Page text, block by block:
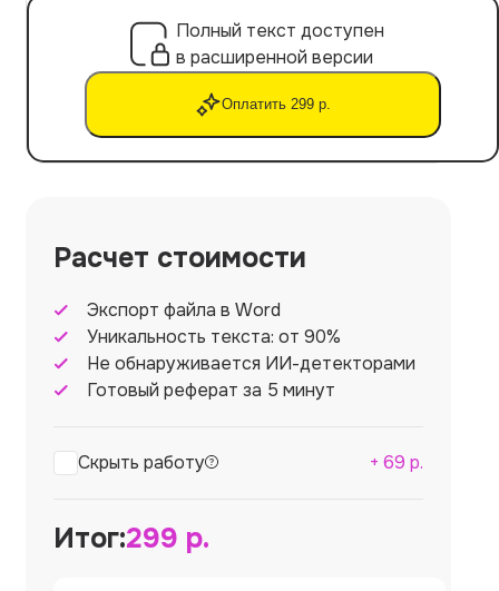
Полный текст доступен
в расширенной версии
Оплатить 299 р.
Расчет стоимости
Экспорт файла в Word
Уникальность текста: от 90%
Не обнаруживается ИИ-детекторами
Готовый реферат за 5 минут
Скрыть работу + 69 р.
Итог:299 р.